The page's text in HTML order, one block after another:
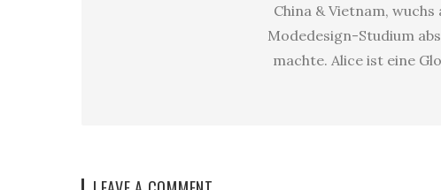
China & Vietnam,
Modedesign-Studium
machte. Alice ist eine